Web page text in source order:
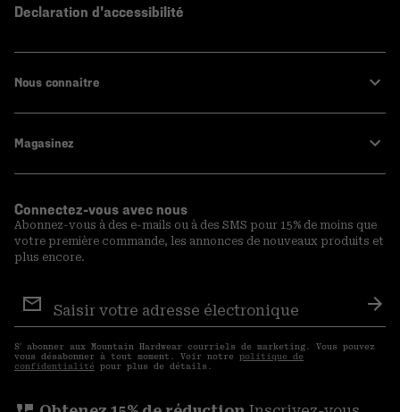
Declaration d'accessibilité
Nous connaitre
Magasinez
Connectez-vous avec nous
Abonnez-vous à des e-mails ou à des SMS pour 15% de moins que
votre première commande, les annonces de nouveaux produits et
plus encore.
aux
courriels
S′ abonner aux Mountain Hardwear courriels de marketing. Vous pouvez
vous désabonner à tout moment. Voir notre politique de
confidentialité pour plus de détails.